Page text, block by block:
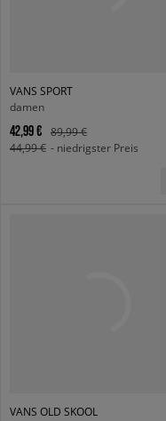
VANS SPORT
damen
42,99 €
89,99 €
44,99 € - niedrigster Preis
VANS OLD SKOOL